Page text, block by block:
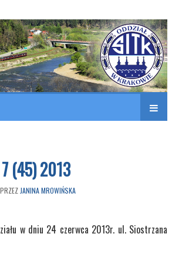
w KRAKOWIE
& Technicians of Transportation
7 (45) 2013
PRZEZ JANINA MROWIŃSKA
w dniu 24 czerwca 2013r. ul. Siostrzana